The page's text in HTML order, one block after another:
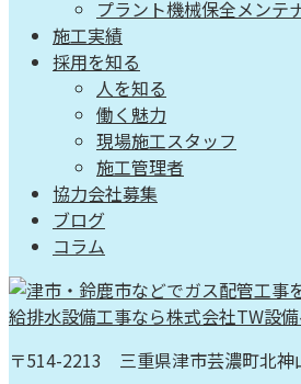
プラント機械保全メンテ
施工実績
採用を知る
人を知る
働く魅力
現場施工スタッフ
施工管理者
協力会社募集
ブログ
コラム
〒514-2213 三重県津市芸濃町北神